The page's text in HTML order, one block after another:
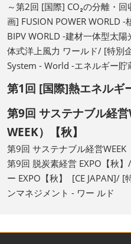
～第2回 [国際] CO₂の分離・
画] FUSION POWER WORLD
BIPV WORLD -建材一体型太
体式洋上風力 ワールド/ [特別
System - World -エネルギー貯
第1回 [国際]熱エネルギ
第9回 サステナブル経
WEEK）【秋】
第9回 サステナブル経営
第9回 脱炭素経営 EXPO【秋
ー EXPO【秋】 [CE JAPAN]/ [
ンマネジメント - ワー ルド